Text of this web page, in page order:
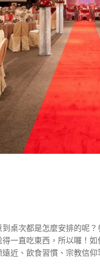
桌次都是怎麼安排的呢
一直吃東西，所以囉！
近、飲食習慣、宗教信